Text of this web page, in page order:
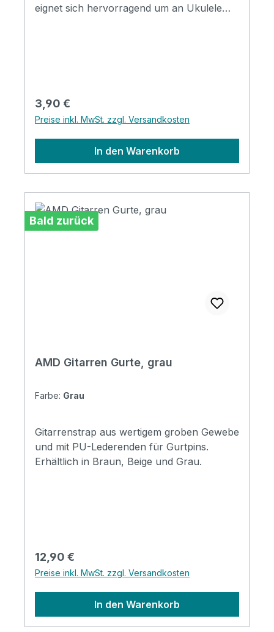
eignet sich hervorragend um an Ukulele
Regulärer Preis:
3,90 €
Preise inkl. MwSt. zzgl. Versandkosten
In den Warenkorb
Bald zurück
AMD Gitarren Gurte, grau
Farbe: Grau
Gitarrenstrap aus wertigem groben Gewebe
und mit PU-Lederenden für Gurtpins.
Erhältlich in Braun, Beige und Grau.
Regulärer Preis:
12,90 €
Preise inkl. MwSt. zzgl. Versandkosten
In den Warenkorb